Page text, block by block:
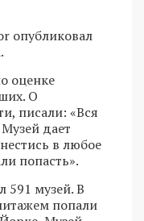
опубликовал
оценке
О
писали: «Вся
дает
в любое
попасть».
591 музей. В
попали